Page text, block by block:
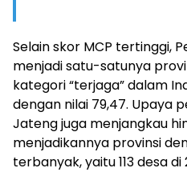
Selain skor MCP tertinggi,
menjadi satu-satunya
kategori “terjaga” dalam
dengan nilai 79,47. Upaya
Jateng juga menjangkau
menjadikannya provinsi
terbanyak, yaitu 113 desa